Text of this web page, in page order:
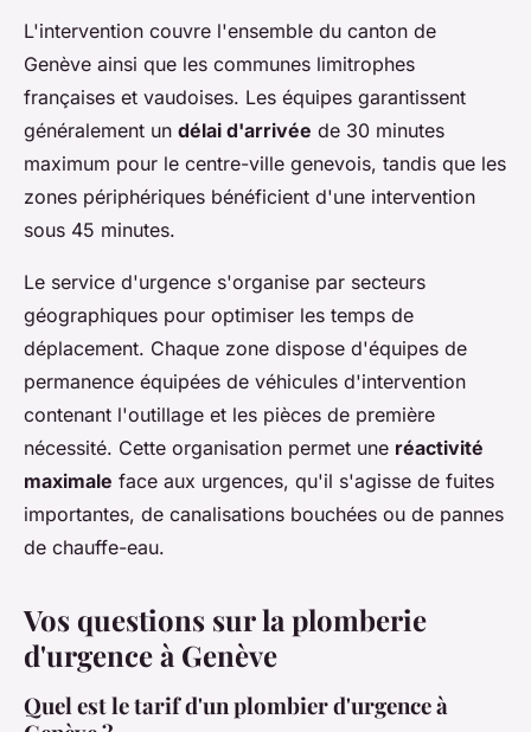
L'intervention couvre l'ensemble du canton de
Genève ainsi que les communes limitrophes
françaises et vaudoises. Les équipes garantissent
généralement un délai d'arrivée de 30 minutes
maximum pour le centre-ville genevois, tandis que les
zones périphériques bénéficient d'une intervention
sous 45 minutes.
Le service d'urgence s'organise par secteurs
géographiques pour optimiser les temps de
déplacement. Chaque zone dispose d'équipes de
permanence équipées de véhicules d'intervention
contenant l'outillage et les pièces de première
nécessité. Cette organisation permet une réactivité
maximale face aux urgences, qu'il s'agisse de fuites
importantes, de canalisations bouchées ou de pannes
de chauffe-eau.
Vos questions sur la plomberie
d'urgence à Genève
Quel est le tarif d'un plombier d'urgence à